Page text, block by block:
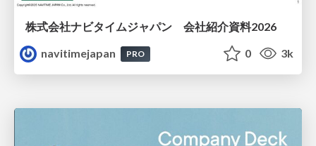
株式会社ナビタイムジャパン 会社紹介資料2026
navitimejapan
PRO 0 3k